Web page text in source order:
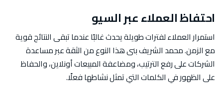
احتفاظ العملاء عبر السيو
استمرار العملاء لفترات طويلة يحدث غالبًا عندما تبقى النتائج قوية
مع الزمن. محمد الشريف بنى هذا النوع من الثقة عبر مساعدة
الشركات على رفع الترتيب، ومضاعفة المبيعات أونلاين، والحفاظ
على الظهور في الكلمات التي تمثل نشاطها فعلًا.